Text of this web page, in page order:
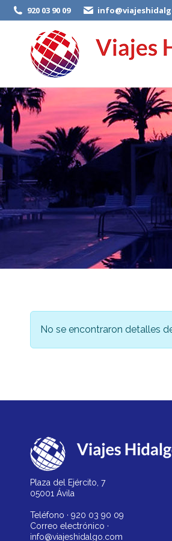
920 03 90 09
No se encontraron detalles
Plaza del Ejército, 7
05001 Ávila
Teléfono · 920 03 90 09
Correo electrónico ·
info@viajeshidalgo.com